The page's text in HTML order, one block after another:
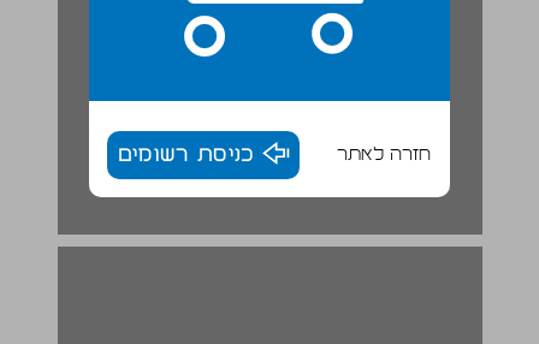
חזרה לאתר כניסת רשומים